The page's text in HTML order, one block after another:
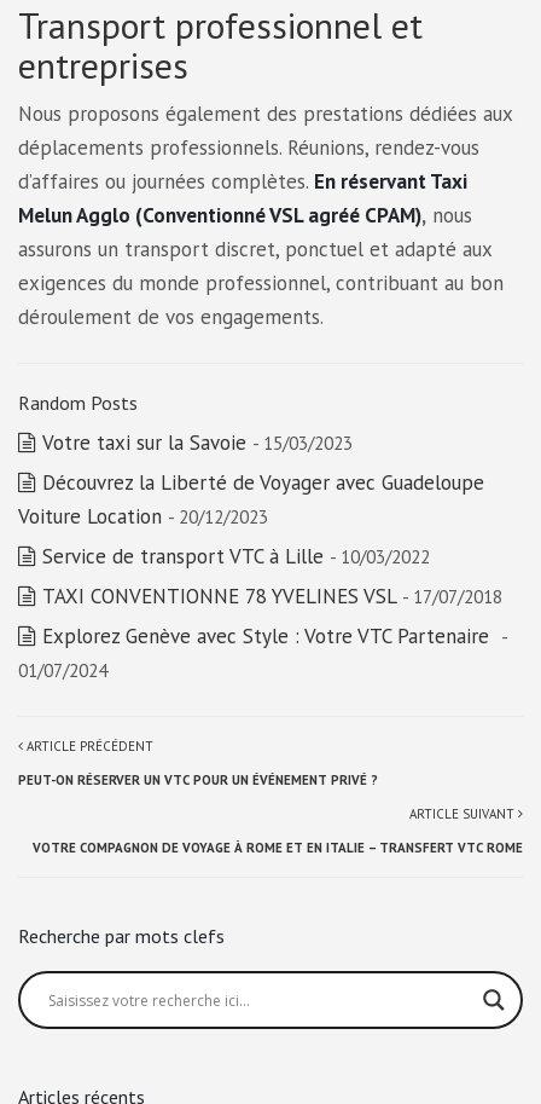
Transport professionnel et
entreprises
Nous proposons également des prestations dédiées aux
déplacements professionnels. Réunions, rendez-vous
d’affaires ou journées complètes. En réservant Taxi
Melun Agglo (Conventionné VSL agréé CPAM), nous
assurons un transport discret, ponctuel et adapté aux
exigences du monde professionnel, contribuant au bon
déroulement de vos engagements.
Random Posts
Votre taxi sur la Savoie - 15/03/2023
Découvrez la Liberté de Voyager avec Guadeloupe
Voiture Location - 20/12/2023
Service de transport VTC à Lille - 10/03/2022
TAXI CONVENTIONNE 78 YVELINES VSL - 17/07/2018
Explorez Genève avec Style : Votre VTC Partenaire -
01/07/2024
ARTICLE PRÉCÉDENT
PEUT-ON RÉSERVER UN VTC POUR UN ÉVÉNEMENT PRIVÉ ?
ARTICLE SUIVANT
VOTRE COMPAGNON DE VOYAGE À ROME ET EN ITALIE – TRANSFERT VTC ROME
Recherche par mots clefs
Articles récents